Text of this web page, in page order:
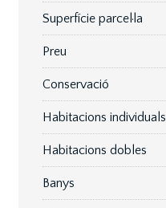
Superfície parcel·la
Preu
Conservació
Habitacions individuals
Habitacions dobles
Banys